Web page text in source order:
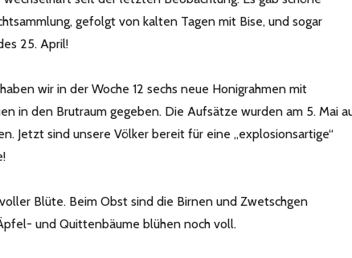
gefolgt von kalten Tagen mit Bise, und sogar
25. April!
wir in der Woche 12 sechs neue Honigrahmen mit
in den Brutraum gegeben. Die Aufsätze wurden am 5. Mai
Jetzt sind unsere Völker bereit für eine „explosionsartige“
Blüte. Beim Obst sind die Birnen und Zwetschgen
und Quittenbäume blühen noch voll.